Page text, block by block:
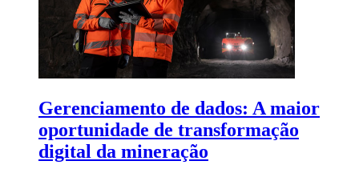
Gerenciamento de dados: A maior
oportunidade de transformação
digital da mineração